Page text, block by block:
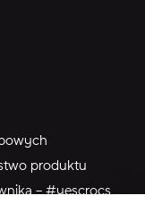
produktu
– #yescrocs